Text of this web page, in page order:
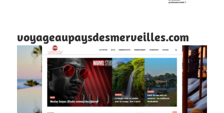
voyageaupaysdesmerveilles.com